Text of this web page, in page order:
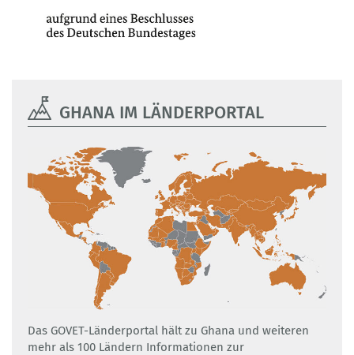
GHANA IM LÄNDERPORTAL
Das GOVET-Länderportal hält zu Ghana und weiteren
mehr als 100 Ländern Informationen zur